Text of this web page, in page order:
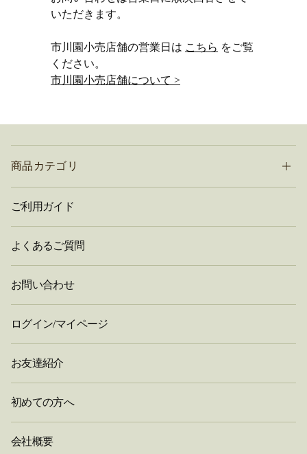
いただきます。
市川園小売店舗の営業日は こちら をご覧
ください。
市川園小売店舗について >
商品カテゴリ
ご利用ガイド
よくあるご質問
お問い合わせ
ログイン/マイページ
お友達紹介
初めての方へ
会社概要